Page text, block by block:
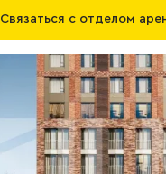
Связаться с отделом